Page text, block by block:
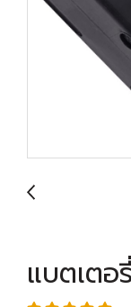
แบตเตอ